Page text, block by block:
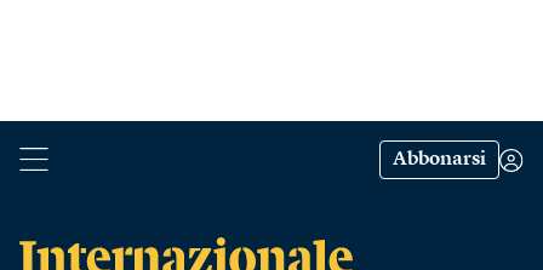
Abbonarsi